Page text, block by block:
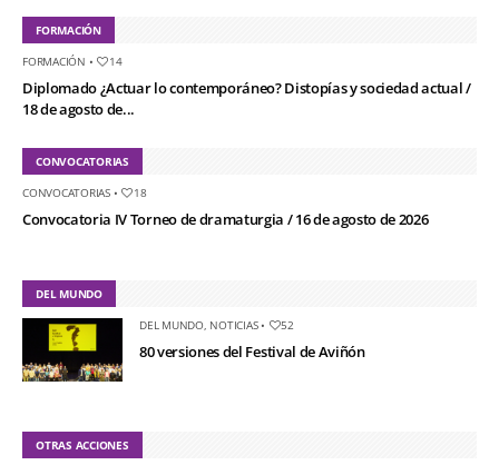
FORMACIÓN
FORMACIÓN • 14
Diplomado ¿Actuar lo contemporáneo? Distopías y sociedad actual /
18 de agosto de...
CONVOCATORIAS
CONVOCATORIAS• 18
Convocatoria IV Torneo de dramaturgia / 16 de agosto de 2026
DEL MUNDO
DEL MUNDO, NOTICIAS• 52
80 versiones del Festival de Aviñón
OTRAS ACCIONES